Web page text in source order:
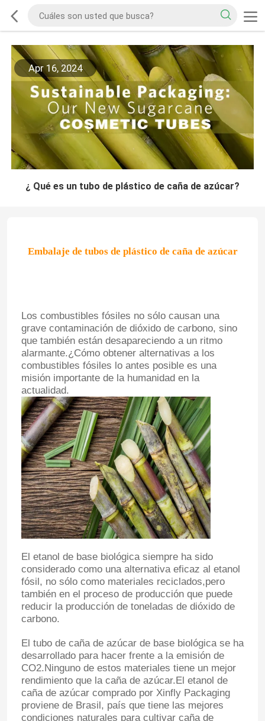
Apr 16, 2024
¿ Qué es un tubo de plástico de caña de azúcar?
Embalaje de tubos de plástico de caña de azúcar
Los combustibles fósiles no sólo causan una
grave contaminación de dióxido de carbono, sino
que también están desapareciendo a un ritmo
alarmante.¿Cómo obtener alternativas a los
combustibles fósiles lo antes posible es una
misión importante de la humanidad en la
actualidad.
El etanol de base biológica siempre ha sido
considerado como una alternativa eficaz al etanol
fósil, no sólo como materiales reciclados,pero
también en el proceso de producción que puede
reducir la producción de toneladas de dióxido de
carbono.
El tubo de caña de azúcar de base biológica se ha
desarrollado para hacer frente a la emisión de
CO2.Ninguno de estos materiales tiene un mejor
rendimiento que la caña de azúcar.El etanol de
caña de azúcar comprado por Xinfly Packaging
proviene de Brasil, país que tiene las mejores
condiciones naturales para cultivar caña de